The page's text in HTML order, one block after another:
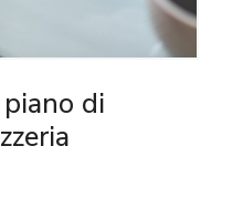
di